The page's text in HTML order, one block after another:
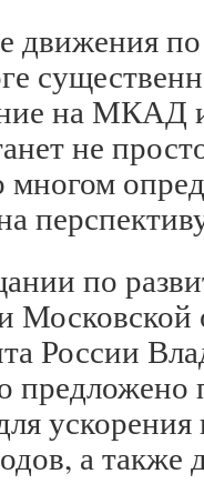
движения
на МКАД
не
многом
по
России
а также